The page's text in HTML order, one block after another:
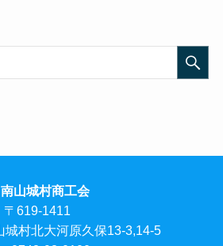
南山城村商工会
〒619-1411
城村北大河原久保13-3,14-5